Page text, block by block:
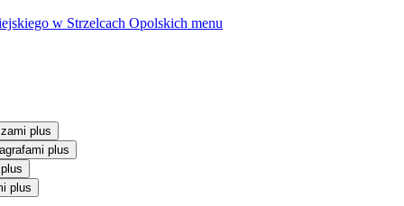
w Strzelcach Opolskich menu
plus
plus
plus